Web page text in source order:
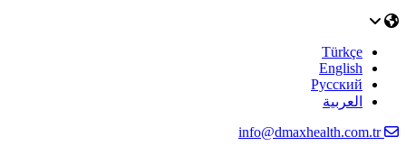
Türkçe
English
Русский
العربية
info@dmaxhealth.com.tr